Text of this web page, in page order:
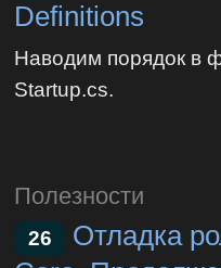
Definitions
Наводим порядок в
Startup.cs.
Полезности
26
Отладка